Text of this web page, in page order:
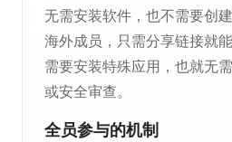
无需安装软件，也不需要创
海外成员，只需分享链接就
需要安装特殊应用，也就无
或安全审查。
全员参与的机制